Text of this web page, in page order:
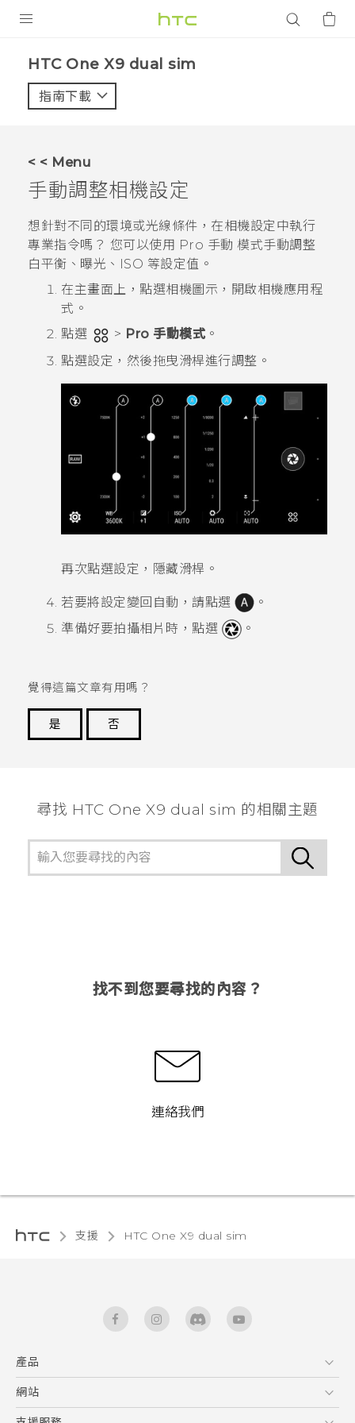
VIVE
應用程式
支援服務
HTC One X9 dual sim‎
指南下載
< < Menu
手動調整相機設定
想針對不同的環境或光線條件，在相機設定中執行
專業指令嗎？ 您可以使用 Pro 手動 模式手動調整
白平衡、曝光、ISO 等設定值。
在主畫面上，點選相機圖示，開啟相機應用程
式。
點選
> Pro 手動模式 。
點選設定，然後拖曳滑桿進行調整。
再次點選設定，隱藏滑桿。
若要將設定變回自動，請點選
。
準備好要拍攝相片時，點選
。
覺得這篇文章有用嗎？
是
否
尋找 HTC One X9 dual sim 的相關主題
找不到您要尋找的內容？
連絡我們
支援 HTC One X9 dual sim‎
產品
5G
智能手機
網站
HTC Dev